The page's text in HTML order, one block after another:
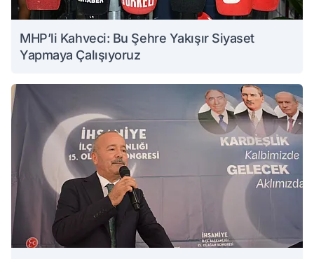
MHP’li Kahveci: Bu Şehre Yakışır Siyaset
Yapmaya Çalışıyoruz